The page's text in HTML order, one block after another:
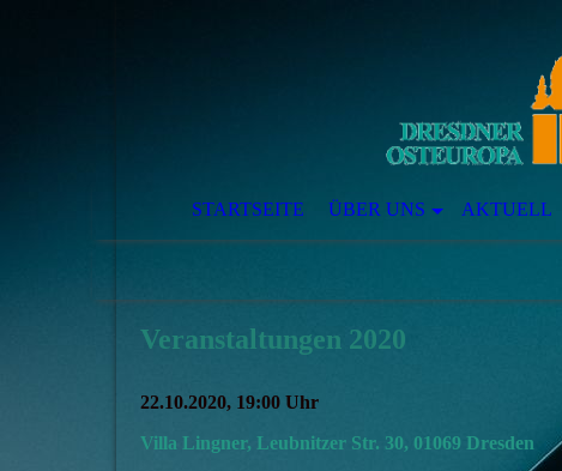
STARTSEITE ÜBER UNS AKTUELL
Veranstaltungen 2020
22.10.2020, 19:00 Uhr
Villa Lingner, Leubnitzer Str. 30, 01069 Dresden